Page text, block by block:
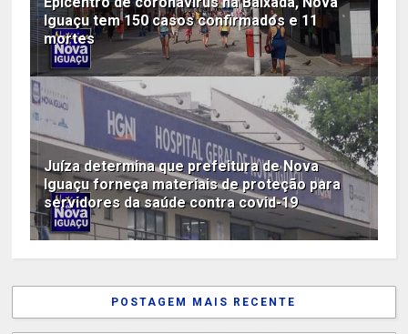
Iguaçu tem 150 casos confirmados e 11
mortes
Juíza determina que prefeitura de Nova
Iguaçu forneça materiais de proteção para
servidores da saúde contra covid-19
POSTAGEM MAIS RECENTE